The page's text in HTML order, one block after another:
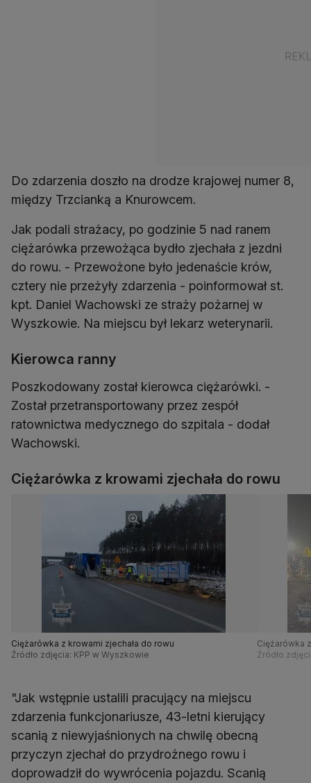
Do zdarzenia doszło na drodze krajowej numer 8,
między Trzcianką a Knurowcem.
Jak podali strażacy, po godzinie 5 nad ranem
ciężarówka przewożąca bydło zjechała z jezdni
do rowu. - Przewożone było jedenaście krów,
cztery nie przeżyły zdarzenia - poinformował st.
kpt. Daniel Wachowski ze straży pożarnej w
Wyszkowie. Na miejscu był lekarz weterynarii.
Kierowca ranny
Poszkodowany został kierowca ciężarówki. -
Został przetransportowany przez zespół
ratownictwa medycznego do szpitala - dodał
Wachowski.
Ciężarówka z krowami zjechała do rowu
Ciężarówka z krowami zjechała do rowu
Źródło zdjęcia: KPP w Wyszkowie
Ciężarówka
Źródło
"Jak wstępnie ustalili pracujący na miejscu
zdarzenia funkcjonariusze, 43-letni kierujący
scanią z niewyjaśnionych na chwilę obecną
przyczyn zjechał do przydrożnego rowu i
doprowadził do wywrócenia pojazdu. Scanią